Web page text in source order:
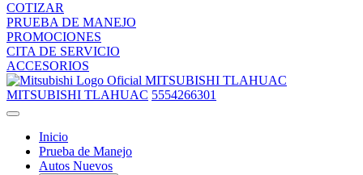
COTIZAR
PRUEBA DE MANEJO
PROMOCIONES
CITA DE SERVICIO
ACCESORIOS
MITSUBISHI TLAHUAC
MITSUBISHI TLAHUAC 5554266301
Inicio
Prueba de Manejo
Autos Nuevos